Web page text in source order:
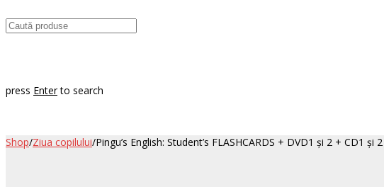
press Enterto search
Shop/Ziua copilului/Pingu’s English: Student’s FLASHCARDS + DVD1 și 2 + CD1 și